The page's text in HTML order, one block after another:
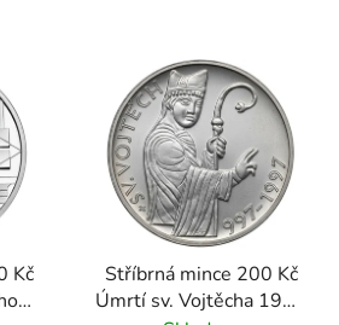
Kč
Stříbrná mince 200 Kč
Úmrtí sv. Vojtěcha 1997